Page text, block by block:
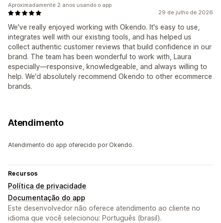
29 de julho de 2026
We've really enjoyed working with Okendo. It's easy to use,
integrates well with our existing tools, and has helped us
collect authentic customer reviews that build confidence in our
brand. The team has been wonderful to work with, Laura
especially—responsive, knowledgeable, and always willing to
help. We'd absolutely recommend Okendo to other ecommerce
brands.
Aproximadamente 2 anos usando o app
Atendimento
Atendimento do app oferecido por Okendo.
Recursos
Política de privacidade
Documentação do app
Este desenvolvedor não oferece atendimento ao cliente no
idioma que você selecionou: Português (brasil).